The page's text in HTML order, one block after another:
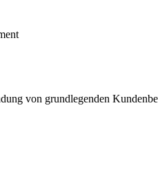
von grundlegenden